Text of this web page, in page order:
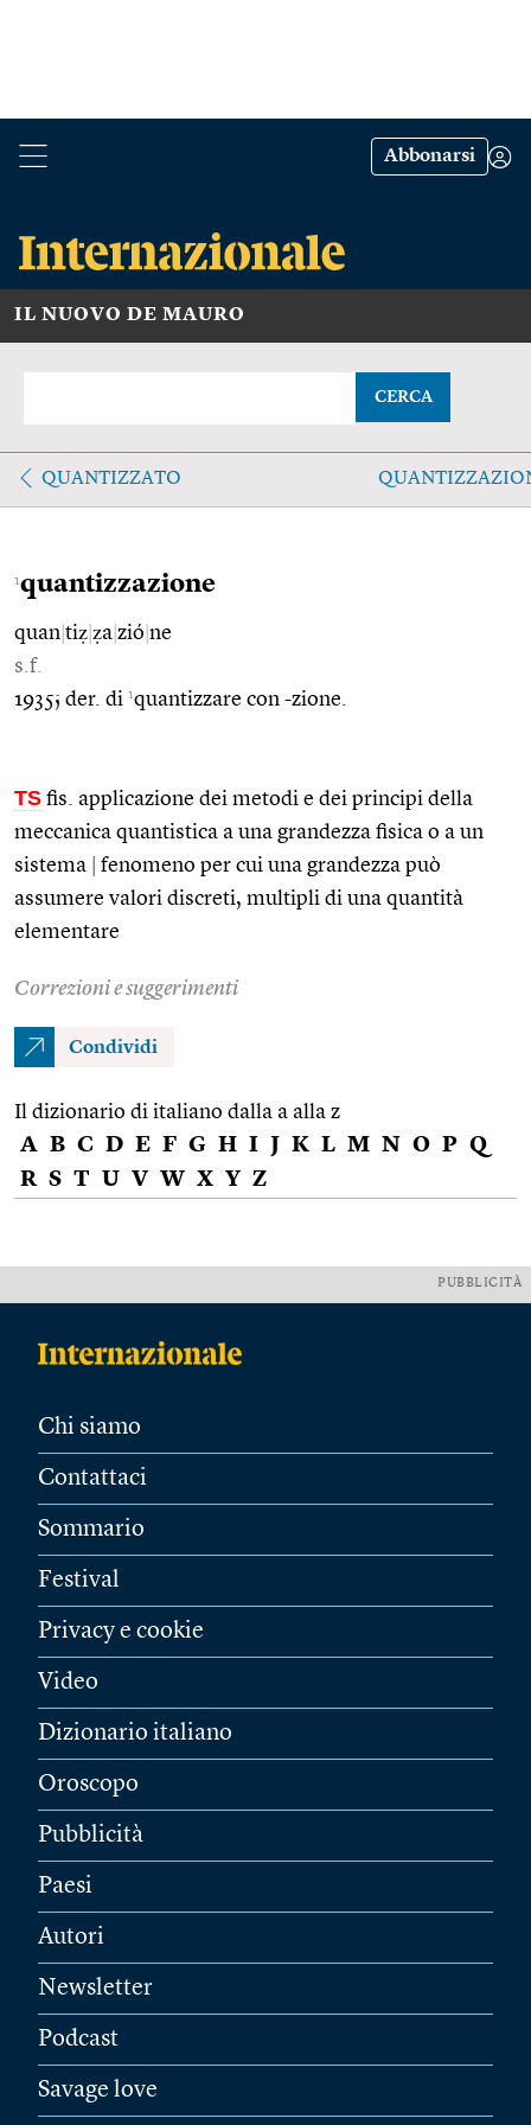
Abbonarsi
IL NUOVO DE MAURO
CERCA
QUANTIZZATO
1quantizzazione
quan tiẓ ẓa zió ne
s.f.
1935; der. di 1quantizzare con -zione.
TS fis. applicazione dei metodi e dei principi della
meccanica quantistica a una grandezza fisica o a un
sistema
fenomeno per cui una grandezza può
assumere valori discreti, multipli di una quantità
elementare
Correzioni e suggerimenti
Condividi
Il dizionario di italiano dalla a alla z
A B C D E F G H I J K L M N O P Q
R S T U V W X Y Z
PUBBLICITÀ
Chi siamo
Contattaci
Sommario
Festival
Privacy e cookie
Video
Dizionario italiano
Oroscopo
Pubblicità
Paesi
Autori
Newsletter
Podcast
Savage love